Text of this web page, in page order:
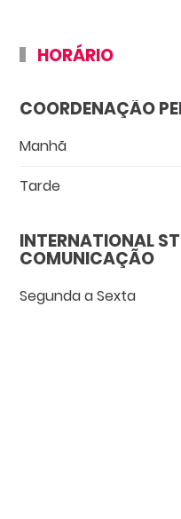
HORÁRIO
COORDENAÇÃO
Manhã
Tarde
INTERNATIONAL
COMUNICAÇÃO
Segunda a Sexta